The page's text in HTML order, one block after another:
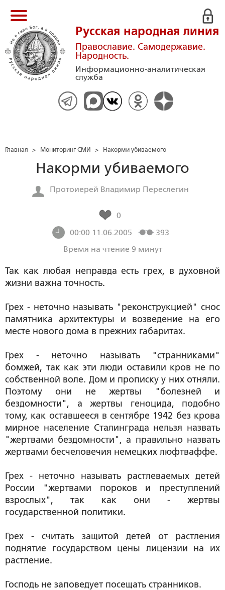
Русская народная линия
Православие. Самодержавие.
Народность.
Информационно-аналитическая
служба
Главная > Мониторинг СМИ > Накорми убиваемого
Накорми убиваемого
Протоиерей Владимир Переслегин
0
00:00 11.06.2005
393
Время на чтение 9 минут
Так как любая неправда есть грех, в духовной
жизни важна точность.
Грех - неточно называть "реконструкцией" снос
памятника архитектуры и возведение на его
месте нового дома в прежних габаритах.
Грех - неточно называть "странниками"
бомжей, так как эти люди оставили кров не по
собственной воле. Дом и прописку у них отняли.
Поэтому они не жертвы "болезней и
бездомности", а жертвы геноцида, подобно
тому, как оставшееся в сентябре 1942 без крова
мирное население Сталинграда нельзя назвать
"жертвами бездомности", а правильно назвать
жертвами бесчеловечия немецких люфтваффе.
Грех - неточно называть растлеваемых детей
России "жертвами пороков и преступлений
взрослых", так как они - жертвы
государственной политики.
Грех - считать защитой детей от растления
поднятие государством цены лицензии на их
растление.
Господь не заповедует посещать странников.